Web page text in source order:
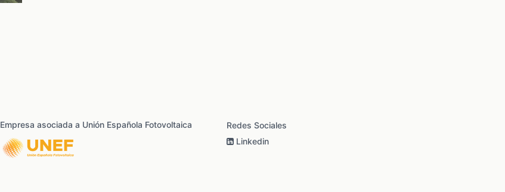
Empresa asociada a Unión Española Fotovoltaica
Redes Sociales
Linkedin